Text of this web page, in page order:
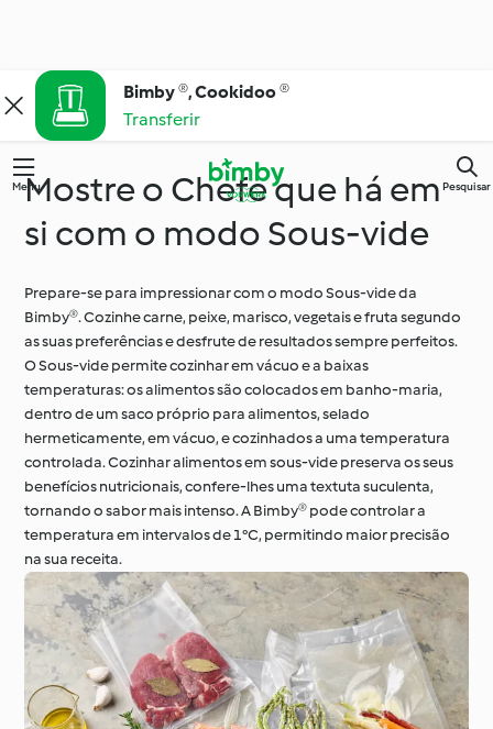
Bimby ®, Cookidoo ®
Transferir
Menu Pesquisar
Mostre o Chefe que há em
si com o modo Sous-vide
Prepare-se para impressionar com o modo Sous-vide da
Bimby®. Cozinhe carne, peixe, marisco, vegetais e fruta segundo
as suas preferências e desfrute de resultados sempre perfeitos.
O Sous-vide permite cozinhar em vácuo e a baixas
temperaturas: os alimentos são colocados em banho-maria,
dentro de um saco próprio para alimentos, selado
hermeticamente, em vácuo, e cozinhados a uma temperatura
controlada. Cozinhar alimentos em sous-vide preserva os seus
benefícios nutricionais, confere-lhes uma textuta suculenta,
tornando o sabor mais intenso. A Bimby® pode controlar a
temperatura em intervalos de 1°C, permitindo maior precisão
na sua receita.